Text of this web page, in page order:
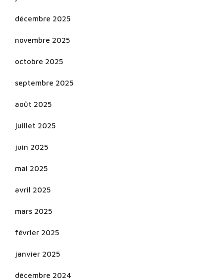
décembre 2025
novembre 2025
octobre 2025
septembre 2025
août 2025
juillet 2025
juin 2025
mai 2025
avril 2025
mars 2025
février 2025
janvier 2025
décembre 2024